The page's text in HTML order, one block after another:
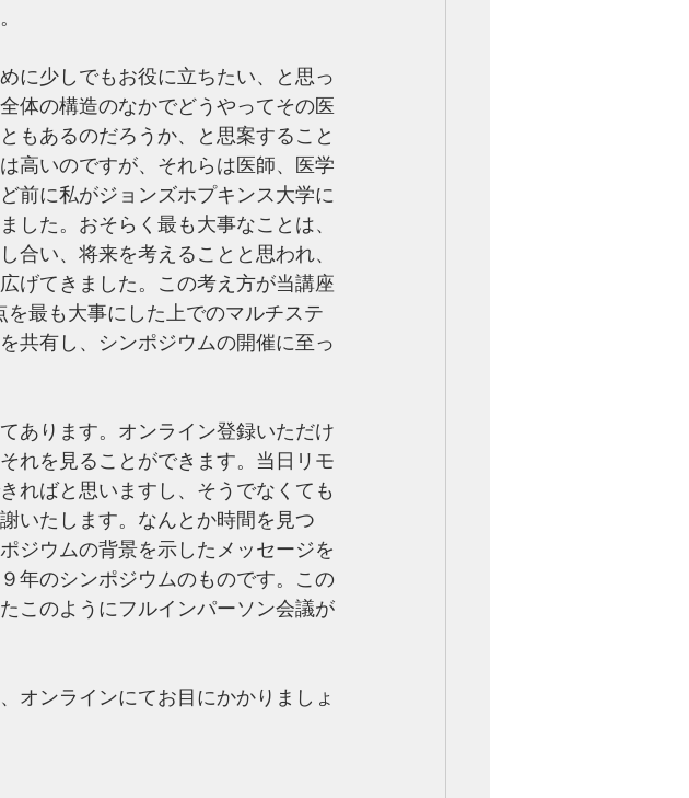
に少しでもお役に立ちたい、と思っ
体の構造のなかでどうやってその医
もあるのだろうか、と思案すること
高いのですが、それらは医師、医学
前に私がジョンズホプキンス大学に
した。おそらく最も大事なことは、
合い、将来を考えることと思われ、
げてきました。この考え方が当講座
最も大事にした上でのマルチステ
共有し、シンポジウムの開催に至っ
あります。オンライン登録いただけ
れを見ることができます。当日リモ
ればと思いますし、そうでなくても
いたします。なんとか時間を見つ
ジウムの背景を示したメッセージを
年のシンポジウムのものです。この
このようにフルインパーソン会議が
オンラインにてお目にかかりましょ